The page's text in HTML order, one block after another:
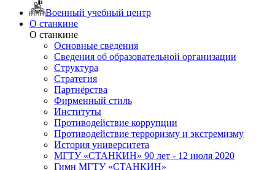
Военный учебный центр
О станкине
О станкине
Основные сведения
Сведения об образовательной организации
Структура
Стратегия
Партнёрства
Фирменный стиль
Институты
Противодействие коррупции
Противодействие терроризму и экстремизму
История университета
МГТУ «СТАНКИН» 90 лет - 12 июля 2020
Гимн МГТУ «СТАНКИН»